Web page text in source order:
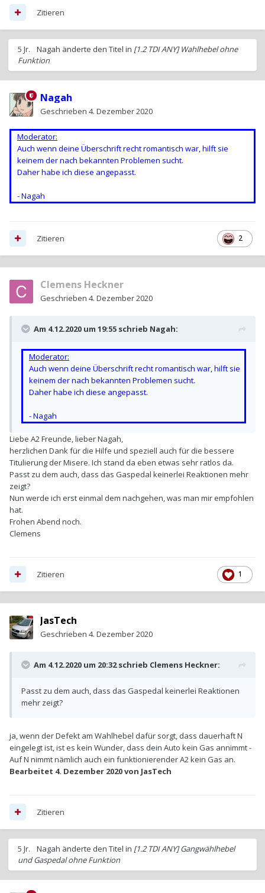
Zitieren
5 Jr. Nagah änderte den Titel in [1.2 TDI ANY] Wahlhebel ohne
Funktion
Nagah
Geschrieben 4. Dezember 2020
Moderator:
Auch wenn deine Überschrift recht romantisch war, hilft sie
keinem der nach bekannten Problemen sucht.
Daher habe ich diese angepasst.
- Nagah
2
Zitieren
Clemens Heckner
Geschrieben 4. Dezember 2020
Am 4.12.2020 um 19:55 schrieb Nagah:
Moderator:
Auch wenn deine Überschrift recht romantisch war, hilft sie
keinem der nach bekannten Problemen sucht.
Daher habe ich diese angepasst.
- Nagah
Liebe A2 Freunde, lieber Nagah,
herzlichen Dank für die Hilfe und speziell auch für die bessere
Titulierung der Misere. Ich stand da eben etwas sehr ratlos da.
Passt zu dem auch, dass das Gaspedal keinerlei Reaktionen mehr
zeigt?
Nun werde ich erst einmal dem nachgehen, was man mir empfohlen
hat.
Frohen Abend noch.
Clemens
1
Zitieren
JasTech
Geschrieben 4. Dezember 2020
Am 4.12.2020 um 20:32 schrieb Clemens Heckner:
Passt zu dem auch, dass das Gaspedal keinerlei Reaktionen
mehr zeigt?
ja, wenn der Defekt am Wahlhebel dafür sorgt, dass dauerhaft N
eingelegt ist, ist es kein Wunder, dass dein Auto kein Gas annimmt -
Auf N nimmt nämlich auch ein funktionierender A2 kein Gas an.
Bearbeitet 4. Dezember 2020von JasTech
Zitieren
5 Jr. Nagah änderte den Titel in [1.2 TDI ANY] Gangwählhebel
und Gaspedal ohne Funktion